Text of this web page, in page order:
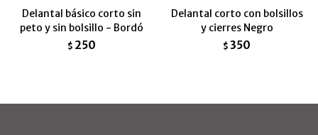
Delantal básico corto sin
peto y sin bolsillo - Bordó
$ 250
Delantal corto con bolsillos
y cierres Negro
$ 350